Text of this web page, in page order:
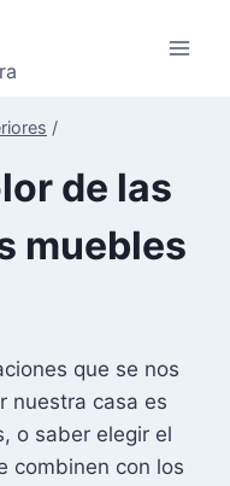
/
de las
muebles
que se nos
nuestra casa es
o saber elegir el
combinen con los